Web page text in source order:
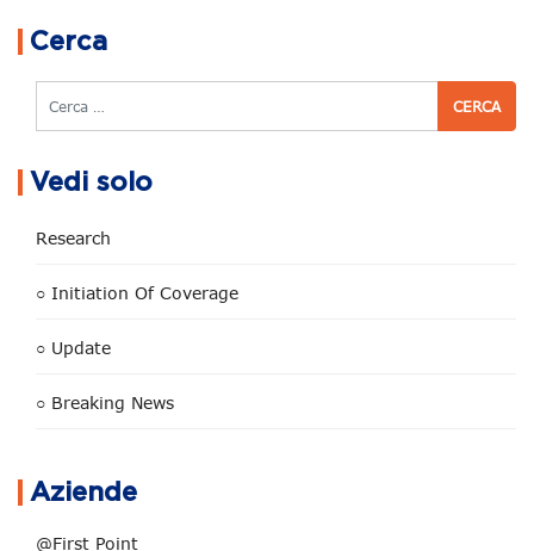
Cerca
Cerca
Vedi solo
Research
○ Initiation Of Coverage
○ Update
○ Breaking News
Aziende
@First Point